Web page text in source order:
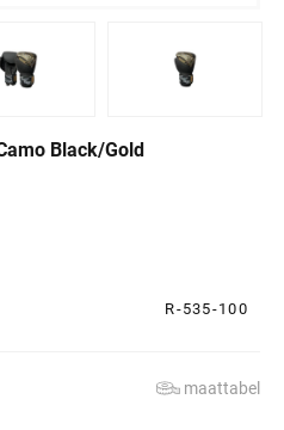
Black/Gold
R-535-100
maattabel